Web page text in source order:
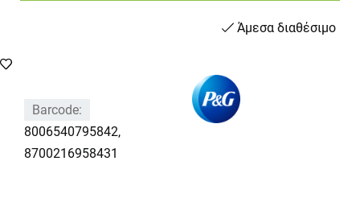
Άμεσα διαθέσιμο
Barcode:
8006540795842,
8700216958431